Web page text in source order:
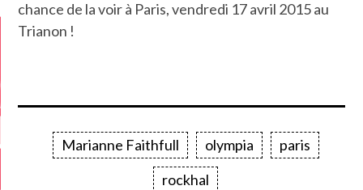
chance de la voir à Paris, vendredi 17 avril 2015 au
Trianon !
Marianne Faithfull olympia
paris
rockhal